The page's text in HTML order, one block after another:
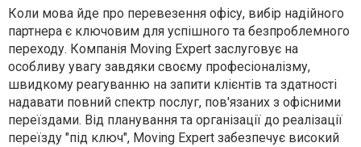
Коли мова йде про перевезення офісу, вибір надійного
партнера є ключовим для успішного та безпроблемного
переходу. Компанія Moving Expert заслуговує на
особливу увагу завдяки своєму професіоналізму,
швидкому реагуванню на запити клієнтів та здатності
надавати повний спектр послуг, пов'язаних з офісними
переїздами. Від планування та організації до реалізації
переїзду "під ключ", Moving Expert забезпечує високий